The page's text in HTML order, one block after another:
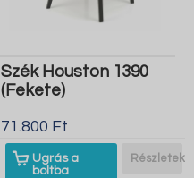
Szék Houston 1390
(Fekete)
71.800 Ft
Ugrás a
boltba
Részletek